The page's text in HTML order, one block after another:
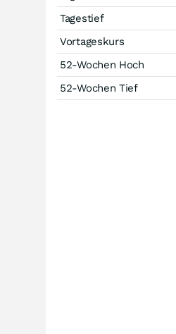
Tagestief
Vortageskurs
52-Wochen Hoch
52-Wochen Tief